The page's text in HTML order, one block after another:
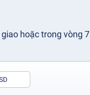
hoặc trong vòng 7